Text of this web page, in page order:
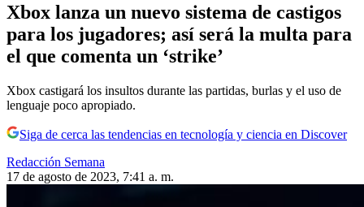
Xbox lanza un nuevo sistema de castigos
para los jugadores; así será la multa para
el que comenta un ‘strike’
Xbox castigará los insultos durante las partidas, burlas y el uso de
lenguaje poco apropiado.
Siga de cerca las tendencias en tecnología y ciencia en Discover
Redacción Semana
17 de agosto de 2023, 7:41 a. m.